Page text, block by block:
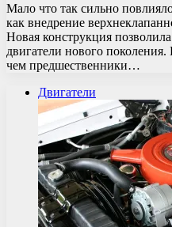
Мало что так сильно
как внедрение
Новая конструкция
двигатели нового
чем предшественники…
Двигатели